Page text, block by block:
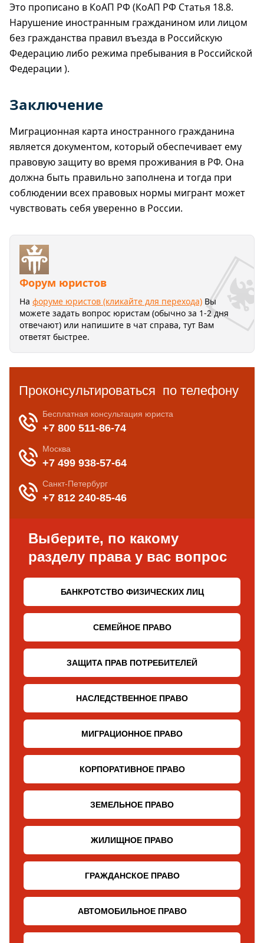
Это прописано в КоАП РФ (КоАП РФ Статья 18.8.
Нарушение иностранным гражданином или лицом
без гражданства правил въезда в Российскую
Федерацию либо режима пребывания в Российской
Федерации ).
Заключение
Миграционная карта иностранного гражданина
является документом, который обеспечивает ему
правовую защиту во время проживания в РФ. Она
должна быть правильно заполнена и тогда при
соблюдении всех правовых нормы мигрант может
чувствовать себя уверенно в России.
Форум юристов
На форуме юристов (кликайте для перехода) Вы
можете задать вопрос юристам (обычно за 1-2 дня
отвечают) или напишите в чат справа, тут Вам
ответят быстрее.